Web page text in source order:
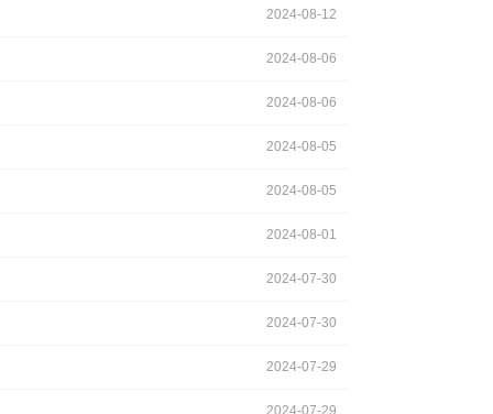
2024-08-12
2024-08-06
2024-08-06
2024-08-05
2024-08-05
2024-08-01
2024-07-30
2024-07-30
2024-07-29
2024-07-29